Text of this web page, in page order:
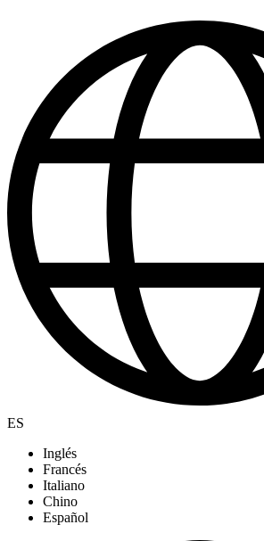
ES
Inglés
Francés
Italiano
Chino
Español